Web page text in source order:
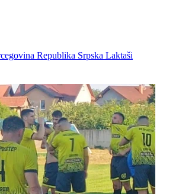
Republika Srpska Laktaši
utakmicu
Zvanično: Samed Baždar ima
novi klub, zadužio broj sa
velikom "težinom"
knjiga
NULA
Žene će prve osjetiti
posljedice, ali poručuju: Ako
treba, neka bude bojkot